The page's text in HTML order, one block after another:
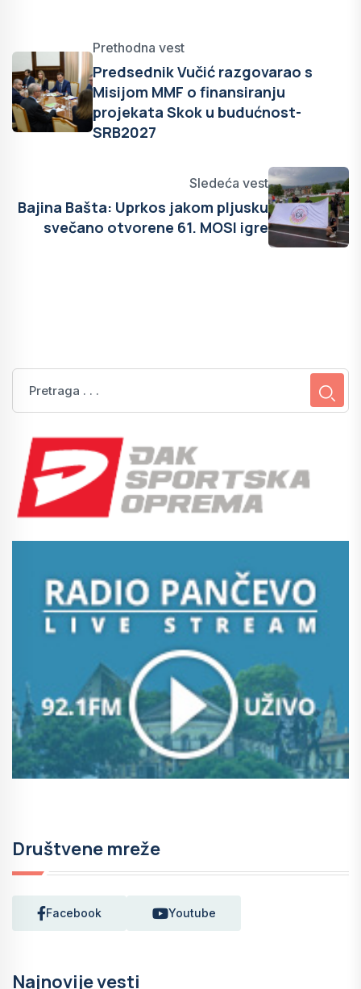
Prethodna vest
Predsednik Vučić razgovarao s
Misijom MMF o finansiranju
projekata Skok u budućnost-
SRB2027
Sledeća vest
Bajina Bašta: Uprkos jakom pljusku
svečano otvorene 61. MOSI igre
Društvene mreže
Facebook Youtube
Najnovije vesti